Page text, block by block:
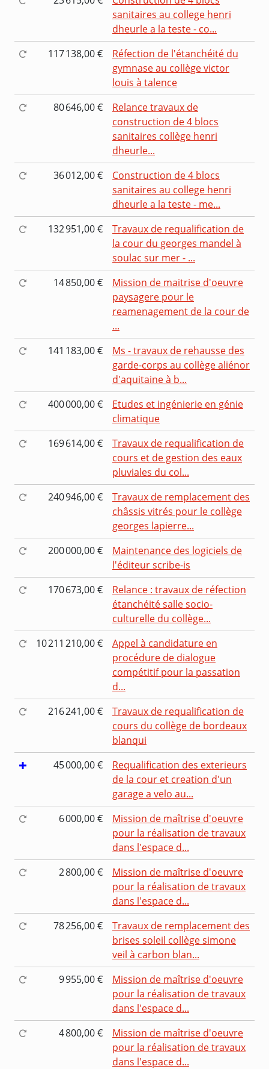
sanitaires au college henri
dheurle a la teste - co...
117 138,00 €
Réfection de l'étanchéité du
gymnase au collège victor
louis à talence
80 646,00 €
Relance travaux de
construction de 4 blocs
sanitaires collège henri
dheurle...
36 012,00 €
Construction de 4 blocs
sanitaires au college henri
dheurle a la teste - me...
132 951,00 €
Travaux de requalification de
la cour du georges mandel à
soulac sur mer - ...
14 850,00 €
Mission de maitrise d'oeuvre
paysagere pour le
reamenagement de la cour de
...
141 183,00 €
Ms - travaux de rehausse des
garde-corps au collège aliénor
d'aquitaine à b...
400 000,00 €
Etudes et ingénierie en génie
climatique
169 614,00 €
Travaux de requalification de
cours et de gestion des eaux
pluviales du col...
240 946,00 €
Travaux de remplacement des
châssis vitrés pour le collège
georges lapierre...
200 000,00 €
Maintenance des logiciels de
l'éditeur scribe-is
170 673,00 €
Relance : travaux de réfection
étanchéité salle socio-
culturelle du collège...
10 211 210,00 €
Appel à candidature en
procédure de dialogue
compétitif pour la passation
d...
216 241,00 €
Travaux de requalification de
cours du collège de bordeaux
blanqui
45 000,00 €
Requalification des exterieurs
de la cour et creation d'un
garage a velo au...
6 000,00 €
Mission de maîtrise d'oeuvre
pour la réalisation de travaux
dans l'espace d...
2 800,00 €
Mission de maîtrise d'oeuvre
pour la réalisation de travaux
dans l'espace d...
78 256,00 €
Travaux de remplacement des
brises soleil collège simone
veil à carbon blan...
9 955,00 €
Mission de maîtrise d'oeuvre
pour la réalisation de travaux
dans l'espace d...
4 800,00 €
Mission de maîtrise d'oeuvre
pour la réalisation de travaux
dans l'espace d...